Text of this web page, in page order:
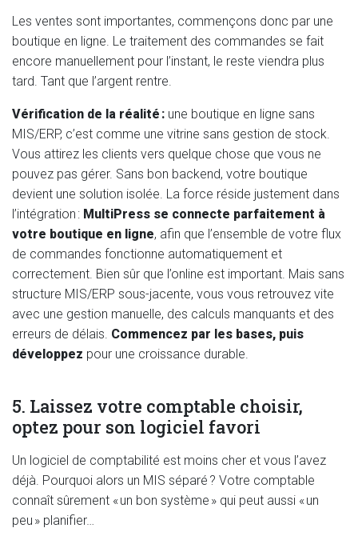
Les ventes sont importantes, commençons donc par une
boutique en ligne. Le traitement des commandes se fait
encore manuellement pour l’instant, le reste viendra plus
tard. Tant que l’argent rentre.
Vérification de la réalité : une boutique en ligne sans
MIS/ERP, c’est comme une vitrine sans gestion de stock.
Vous attirez les clients vers quelque chose que vous ne
pouvez pas gérer. Sans bon backend, votre boutique
devient une solution isolée. La force réside justement dans
l’intégration : MultiPress se connecte parfaitement à
votre boutique en ligne, afin que l’ensemble de votre flux
de commandes fonctionne automatiquement et
correctement. Bien sûr que l’online est important. Mais sans
structure MIS/ERP sous-jacente, vous vous retrouvez vite
avec une gestion manuelle, des calculs manquants et des
erreurs de délais. Commencez par les bases, puis
développez pour une croissance durable.
5. Laissez votre comptable choisir,
optez pour son logiciel favori
Un logiciel de comptabilité est moins cher et vous l’avez
déjà. Pourquoi alors un MIS séparé ? Votre comptable
connaît sûrement « un bon système » qui peut aussi « un
peu » planifier…